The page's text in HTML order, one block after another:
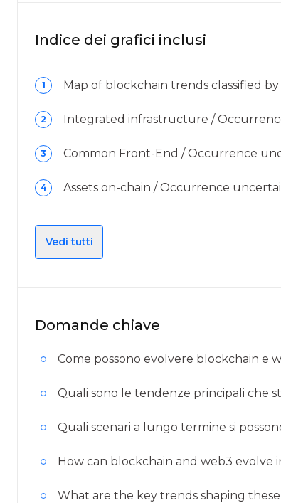
Indice dei grafici inclusi
1 Map of blockchain trends classified
2 Integrated infrastructure /
3 Common Front-End / Occurrence
4 Assets on-chain / Occurrence
Vedi tutti
Domande chiave
Come possono evolvere blockchain e
Quali sono le tendenze principali che
Quali scenari a lungo termine si
How can blockchain and web3 evolve
What are the key trends shaping